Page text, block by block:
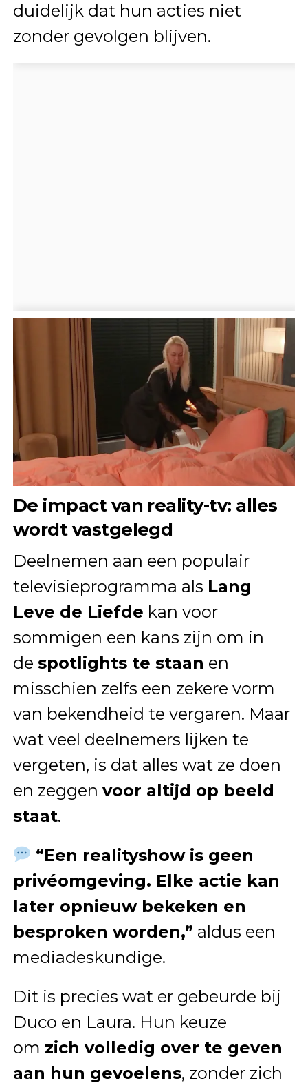
duidelijk dat hun acties niet
zonder gevolgen blijven.
De impact van reality-tv: alles
wordt vastgelegd
Deelnemen aan een populair
televisieprogramma als Lang
Leve de Liefde kan voor
sommigen een kans zijn om in
de spotlights te staan en
misschien zelfs een zekere vorm
van bekendheid te vergaren. Maar
wat veel deelnemers lijken te
vergeten, is dat alles wat ze doen
en zeggen voor altijd op beeld
staat.
“Een realityshow is geen
privéomgeving. Elke actie kan
later opnieuw bekeken en
besproken worden,” aldus een
mediadeskundige.
Dit is precies wat er gebeurde bij
Duco en Laura. Hun keuze
om zich volledig over te geven
aan hun gevoelens, zonder zich